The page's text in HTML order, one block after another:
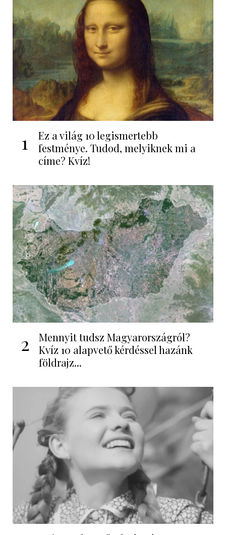
1
Ez a világ 10 legismertebb
festménye. Tudod, melyiknek mi a
címe? Kvíz!
2
Mennyit tudsz Magyarországról?
Kvíz 10 alapvető kérdéssel hazánk
földrajz...